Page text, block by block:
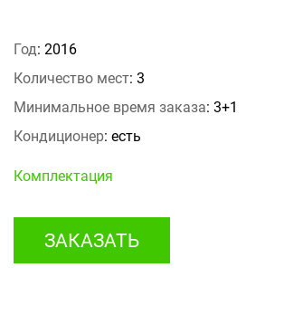
Год: 2016
Количество мест: 3
Минимальное время заказа: 3+1
Кондиционер: есть
Комплектация
ЗАКАЗАТЬ